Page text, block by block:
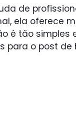
de
ela oferece
é tão simples
para o post